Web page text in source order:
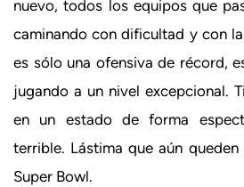
nuevo, todos los equipos que
caminando con dificultad y con
es sólo una ofensiva de récord,
jugando a un nivel excepcional.
en un estado de forma
terrible. Lástima que aún
Super Bowl.